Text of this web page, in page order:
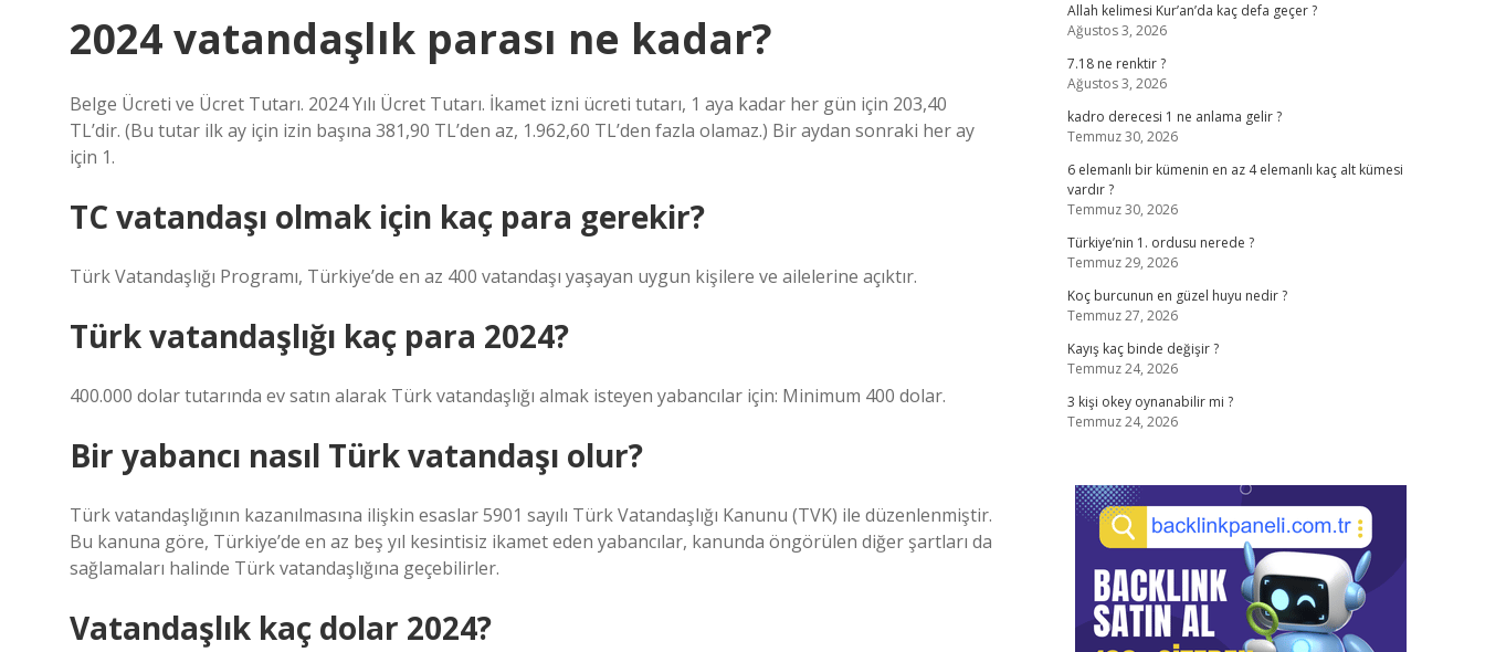
2024 vatandaşlık parası ne kadar?
Belge Ücreti ve Ücret Tutarı. 2024 Yılı Ücret Tutarı. İkamet izni ücreti tutarı, 1 aya kadar her gün için 203,40
TL’dir. (Bu tutar ilk ay için izin başına 381,90 TL’den az, 1.962,60 TL’den fazla olamaz.) Bir aydan sonraki her ay
için 1.
TC vatandaşı olmak için kaç para gerekir?
Türk Vatandaşlığı Programı, Türkiye’de en az 400 vatandaşı yaşayan uygun kişilere ve ailelerine açıktır.
Türk vatandaşlığı kaç para 2024?
400.000 dolar tutarında ev satın alarak Türk vatandaşlığı almak isteyen yabancılar için: Minimum 400 dolar.
Bir yabancı nasıl Türk vatandaşı olur?
Türk vatandaşlığının kazanılmasına ilişkin esaslar 5901 sayılı Türk Vatandaşlığı Kanunu (TVK) ile düzenlenmiştir.
Bu kanuna göre, Türkiye’de en az beş yıl kesintisiz ikamet eden yabancılar, kanunda öngörülen diğer şartları da
sağlamaları halinde Türk vatandaşlığına geçebilirler.
Vatandaşlık kaç dolar 2024?
Allah kelimesi Kur’an’da kaç defa geçer ?
Ağustos 3, 2026
7.18 ne renktir ?
Ağustos 3, 2026
kadro derecesi 1 ne anlama gelir ?
Temmuz 30, 2026
6 elemanlı bir kümenin en az 4 elemanlı kaç alt kümesi
vardır ?
Temmuz 30, 2026
Türkiye’nin 1. ordusu nerede ?
Temmuz 29, 2026
Koç burcunun en güzel huyu nedir ?
Temmuz 27, 2026
Kayış kaç binde değişir ?
Temmuz 24, 2026
3 kişi okey oynanabilir mi ?
Temmuz 24, 2026